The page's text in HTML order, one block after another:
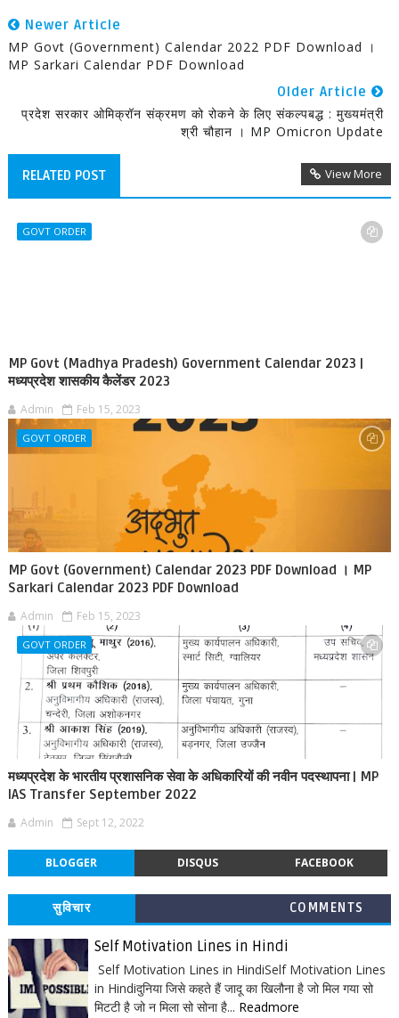
Newer Article
MP Govt (Government) Calendar 2022 PDF Download ।
MP Sarkari Calendar PDF Download
Older Article
प्रदेश सरकार ओमिक्रॉन संक्रमण को रोकने के लिए संकल्पबद्ध : मुख्यमंत्री
श्री चौहान । MP Omicron Update
RELATED POST View More
GOVT ORDER
MP Govt (Madhya Pradesh) Government Calendar 2023 |
मध्यप्रदेश शासकीय कैलेंडर 2023
Admin Feb 15, 2023
GOVT ORDER
MP Govt (Government) Calendar 2023 PDF Download । MP
Sarkari Calendar 2023 PDF Download
Admin Feb 15, 2023
GOVT ORDER
मध्यप्रदेश के भारतीय प्रशासनिक सेवा के अधिकारियों की नवीन पदस्थापना | MP
IAS Transfer September 2022
Admin Sept 12, 2022
BLOGGER DISQUS FACEBOOK
सुविचार COMMENTS
Self Motivation Lines in Hindi
Self Motivation Lines in HindiSelf Motivation Lines
in Hindiदुनिया जिसे कहते हैं जादू का खिलौना है जो मिल गया सो
मिटटी है जो न मिला सो सोना है... Readmore